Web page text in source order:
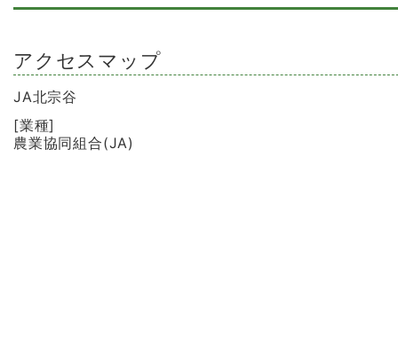
アクセスマップ
JA北宗谷
[業種]
農業協同組合(JA)